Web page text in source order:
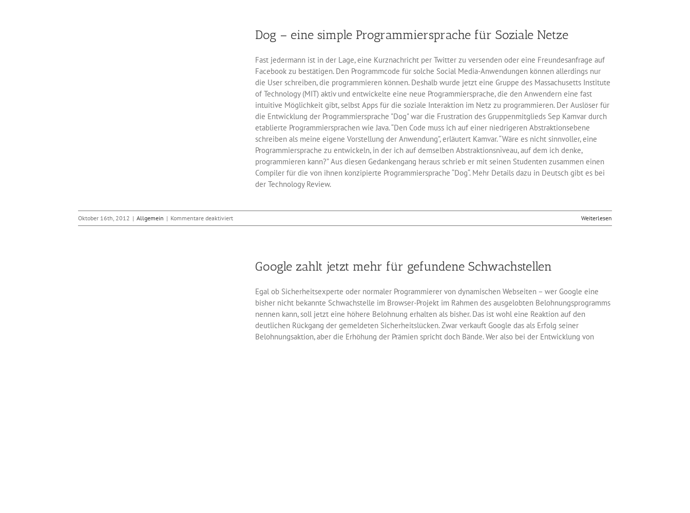
Dog – eine simple Programmiersprache für Soziale Netze
Fast jedermann ist in der Lage, eine Kurznachricht per Twitter zu versenden oder eine Freundesanfrage auf
Facebook zu bestätigen. Den Programmcode für solche Social Media-Anwendungen können allerdings nur
die User schreiben, die programmieren können. Deshalb wurde jetzt eine Gruppe des Massachusetts Institute
of Technology (MIT) aktiv und entwickelte eine neue Programmiersprache, die den Anwendern eine fast
intuitive Möglichkeit gibt, selbst Apps für die soziale Interaktion im Netz zu programmieren. Der Auslöser für
die Entwicklung der Programmiersprache "Dog" war die Frustration des Gruppenmitglieds Sep Kamvar durch
etablierte Programmiersprachen wie Java. “Den Code muss ich auf einer niedrigeren Abstraktionsebene
schreiben als meine eigene Vorstellung der Anwendung”, erläutert Kamvar. “Wäre es nicht sinnvoller, eine
Programmiersprache zu entwickeln, in der ich auf demselben Abstraktionsniveau, auf dem ich denke,
programmieren kann?” Aus diesen Gedankengang heraus schrieb er mit seinen Studenten zusammen einen
Compiler für die von ihnen konzipierte Programmiersprache “Dog“. Mehr Details dazu in Deutsch gibt es bei
der Technology Review.
Oktober 16th, 2012 | Allgemein | Kommentare deaktiviertfür
Dog
Programmiersprache
Weiterlesen
Google zahlt jetzt mehr für gefundene Schwachstellen
Egal ob Sicherheitsexperte oder normaler Programmierer von dynamischen Webseiten – wer Google eine
bisher nicht bekannte Schwachstelle im Browser-Projekt im Rahmen des ausgelobten Belohnungsprogramms
nennen kann, soll jetzt eine höhere Belohnung erhalten als bisher. Das ist wohl eine Reaktion auf den
deutlichen Rückgang der gemeldeten Sicherheitslücken. Zwar verkauft Google das als Erfolg seiner
Belohnungsaktion, aber die Erhöhung der Prämien spricht doch Bände. Wer also bei der Entwicklung von